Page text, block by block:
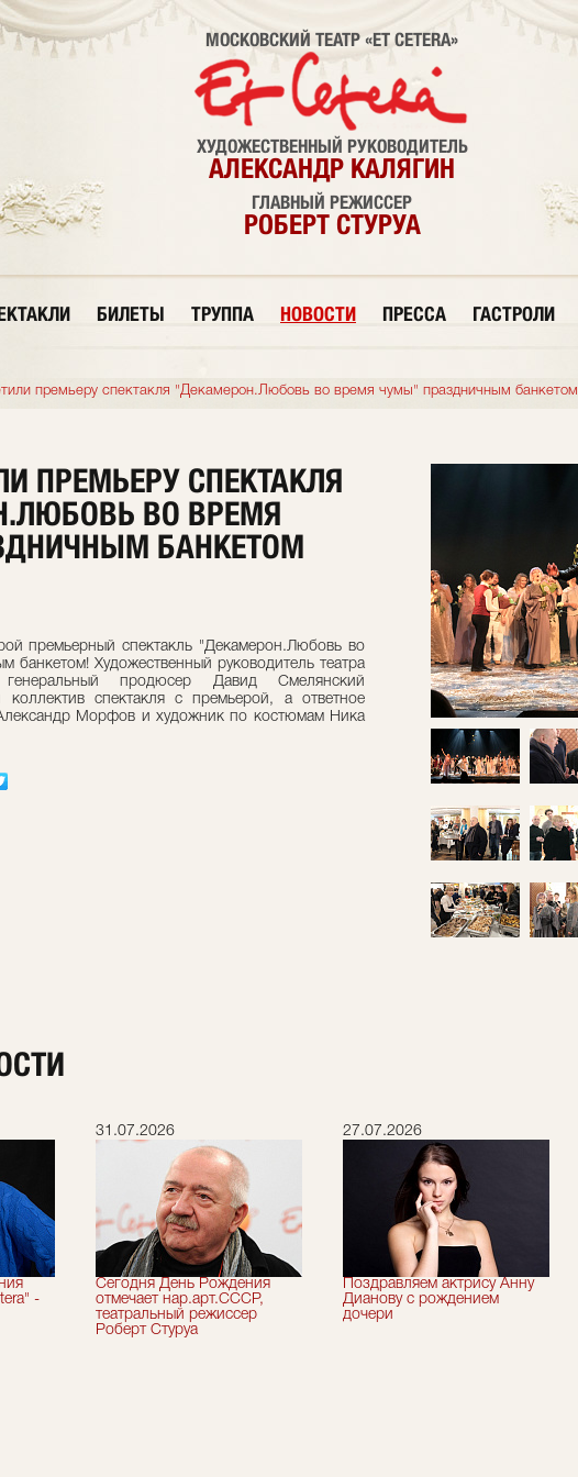
МОСКОВСКИЙ ТЕАТР «ET CETERA»
ХУДОЖЕСТВЕННЫЙ РУКОВОДИТЕЛЬ
АЛЕКСАНДР КАЛЯГИН
ГЛАВНЫЙ РЕЖИССЕР
РОБЕРТ СТУРУА
БИЛЕТЫ ТРУППА НОВОСТИ ПРЕССА ГАСТРОЛИ
премьеру спектакля "Декамерон.Любовь во время чумы" праздничным банкетом
ПРЕМЬЕРУ СПЕКТАКЛЯ
ВО ВРЕМЯ
БАНКЕТОМ
премьерный спектакль "Декамерон.Любовь во
банкетом! Художественный руководитель театра
продюсер Давид Смелянский
коллектив спектакля с премьерой, а ответное
Морфов и художник по костюмам Ника
-
31.07.2026
Сегодня День Рождения
отмечает нар.арт.СССР,
театральный режиссер
Роберт Стуруа
27.07.2026
Поздравляем актрису Анну
Дианову с рождением
дочери